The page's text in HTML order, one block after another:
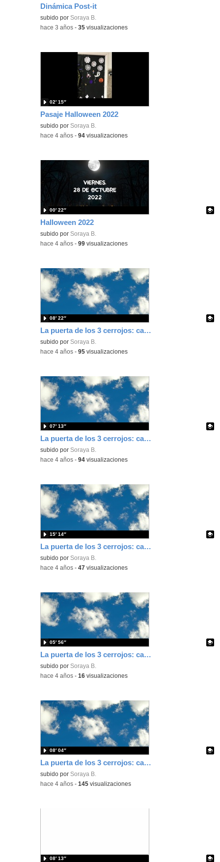
Dinámica Post-it
subido por Soraya B.
-hace 3 años -35 visualizaciones
Pasaje Halloween 2022
subido por Soraya B.
02′ 15″
-hace 4 años -94 visualizaciones
Halloween 2022
Contenido educativo.
subido por Soraya B.
00′ 22″
-hace 4 años -99 visualizaciones
La puerta de los 3 cerrojos: capítulo 5
Contenido educativo.
subido por Soraya B.
08′ 22″
-hace 4 años -95 visualizaciones
La puerta de los 3 cerrojos: capítulo 4
Contenido educativo.
subido por Soraya B.
07′ 13″
-hace 4 años -94 visualizaciones
La puerta de los 3 cerrojos: capítulo 3
Contenido educativo.
subido por Soraya B.
15′ 14″
-hace 4 años -47 visualizaciones
La puerta de los 3 cerrojos: capítulo 2
Contenido educativo.
subido por Soraya B.
05′ 56″
-hace 4 años -16 visualizaciones
La puerta de los 3 cerrojos: capítulo 1
Contenido educativo.
subido por Soraya B.
08′ 04″
-hace 4 años -145 visualizaciones
08′ 13″